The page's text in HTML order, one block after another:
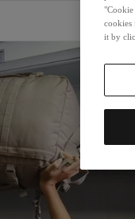
"Cookie
cookies
it by